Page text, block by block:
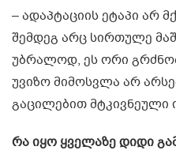
– ადაპტაციის ეტაპი არ
შემდეგ არც სირთულე
უბრალოდ, ეს ორი
უვიზო მიმოსვლა არ
გაცილებით მტკივნეული
რა იყო ყველაზე დიდი